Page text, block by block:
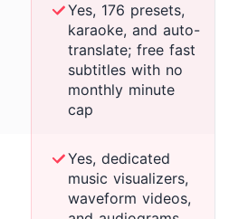
Yes, 176 presets,
karaoke, and auto-
translate; free fast
subtitles with no
monthly minute
cap
Yes, dedicated
music visualizers,
waveform videos,